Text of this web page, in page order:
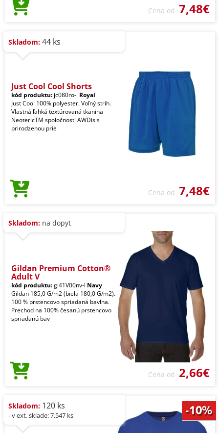
Cena od 7,48€
Skladom: 44 ks
Just Cool Cool Shorts
kód produktu: jc080ro-l Royal
Just Cool 100% polyester. Voľný strih.
Vlastná ľahká textúrovaná tkanina
NeotericTM spoločnosti AWDis s
prirodzenou prie
Cena od 7,48€
Skladom: na dopyt
Gildan Premium Cotton®
Adult V
kód produktu:gi41V00nv-l Navy
Gildan 185,0 G/m2 (biela 180,0 G/m2).
100 % prstencovo spriadaná bavlna.
Prechod na 100% česanú prstencovo
spriadanú bav
Cena od 2,66€
Skladom: 120 ks
- v ext. sklade: 7.547 ks